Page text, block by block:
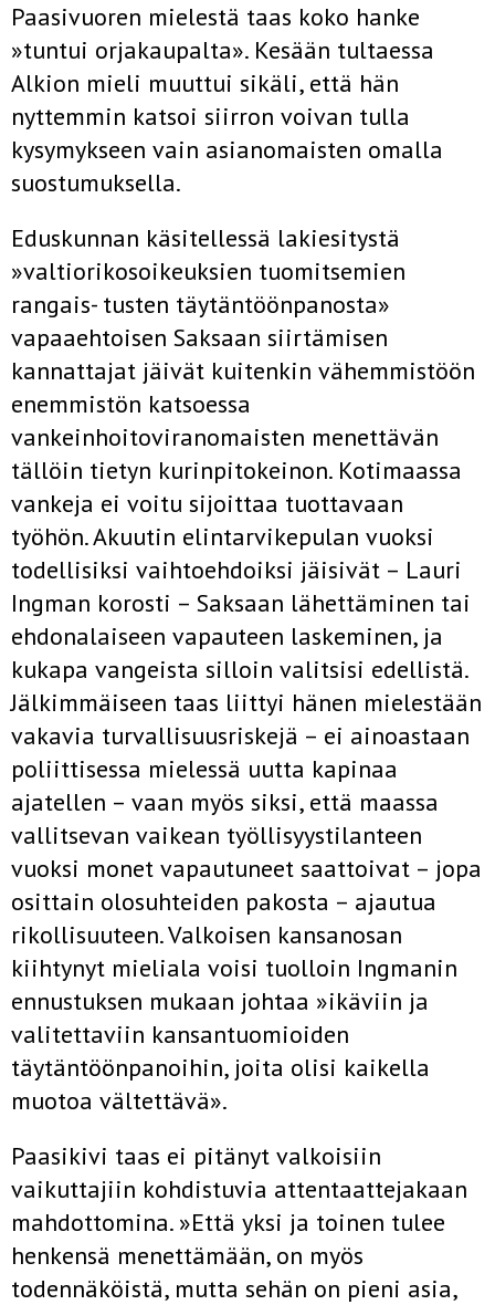
Paasivuoren mielestä taas koko hanke
»tuntui orjakaupalta». Kesään tultaessa
Alkion mieli muut­tui sikäli, että hän
nyttemmin katsoi siirron voivan tulla
kysymykseen vain asianomaisten omalla
suostumuksella.
Eduskunnan käsitellessä lakiesitystä
»valtiorikosoikeuksien tuomit­semien
rangais- tusten täytäntöönpanosta»
vapaaehtoisen Saksaan siirtä­misen
kannattajat jäivät kuitenkin vähemmistöön
enemmistön katsoes­sa
vankeinhoitoviranomaisten menettävän
tällöin tietyn kurinpitokei­non. Kotimaassa
vankeja ei voitu sijoittaa tuottavaan
työhön. Akuutin elintarvikepulan vuoksi
todellisiksi vaihtoehdoiksi jäisivät – Lauri
Ing­man korosti – Saksaan lähettäminen tai
ehdonalaiseen vapauteen las­keminen, ja
kukapa vangeista silloin valitsisi edellistä.
Jälkimmäiseen taas liittyi hänen mielestään
vakavia turvallisuusriskejä – ei ainoastaan
poliittisessa mielessä uutta kapinaa
ajatellen – vaan myös siksi, että maassa
vallitsevan vaikean työllisyystilanteen
vuoksi monet vapautu­neet saattoivat – jopa
osittain olosuhteiden pakosta – ajautua
rikolli­suuteen. Valkoisen kansanosan
kiihtynyt mieliala voisi tuolloin Ingma­nin
ennustuksen mukaan johtaa »ikäviin ja
valitettaviin kansantuomioi­den
täytäntöönpanoihin, joita olisi kaikella
muotoa vältettävä».
Paasikivi taas ei pitänyt valkoisiin
vaikuttajiin kohdistuvia attentaatte­jakaan
mahdottomina. »Että yksi ja toinen tulee
henkensä menettä­mään, on myös
todennäköistä, mutta sehän on pieni asia,